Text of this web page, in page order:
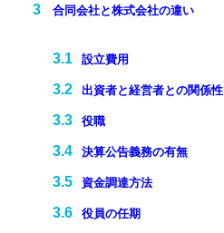
合同会社と株式会社の違い
設立費用
出資者と経営者との関係性
役職
決算公告義務の有無
資金調達方法
役員の任期